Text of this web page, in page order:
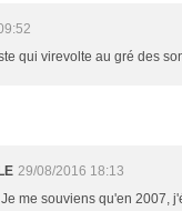
qui virevolte au gré des
29/08/2016 18:13
me souviens qu'en 2007,